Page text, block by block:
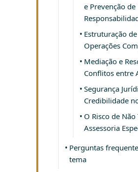
e Prevenção de
Estruturação de
Operações
Mediação e
Conflitos entre
Segurança
Credibilidade
O Risco de Não
Assessoria
Perguntas
tema